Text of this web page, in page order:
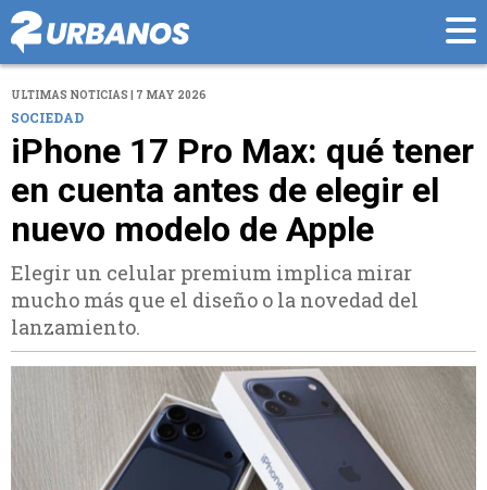
ULTIMAS NOTICIAS | 7 MAY 2026
SOCIEDAD
iPhone 17 Pro Max: qué tener
en cuenta antes de elegir el
nuevo modelo de Apple
Elegir un celular premium implica mirar
mucho más que el diseño o la novedad del
lanzamiento.